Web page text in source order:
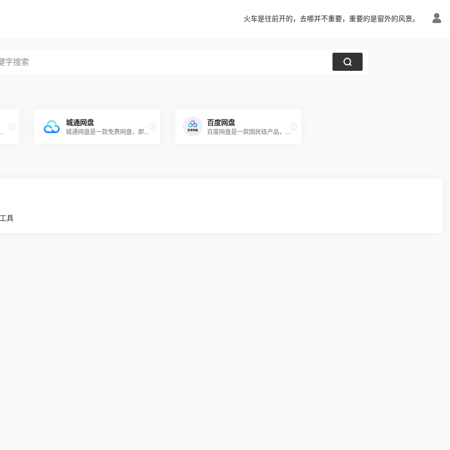
火车是往前开的，去哪并不重要，重要的是窗外的风景。
频,电影,广播剧,漫画总能发现你喜欢的,还能一键加群,找到组织更简单,等你来发现更多精彩.
城通网盘
城通网盘是一款免费网盘，即免费网络存储空间服务。注册后可获得支持外链的70TB空间，最大单文件可达30GB，同时为用户提供每万次点击下载1000元的奖励。已为国内外数千万用户提供超过 5000TB 的网络储存空间。
百度网盘
百度网盘是一款国民级产品，已连续9年为超过7亿用户提供稳定、安全的个人云存储服务，已实现电脑、手机、电视等多种终端场景的覆盖和互联，并支持多类型文件的备份、分享、查看和处理
具